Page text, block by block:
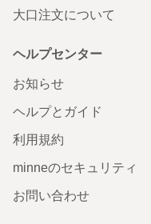
大口注文について
ヘルプセンター
お知らせ
ヘルプとガイド
利用規約
minneのセキュリティ
お問い合わせ